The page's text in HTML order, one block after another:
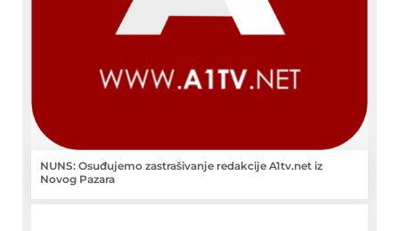
NUNS: Osuđujemo zastrašivanje redakcije A1tv.net iz
Novog Pazara